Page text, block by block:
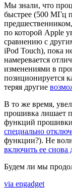
Мы знали, что
быстрее (500 МГц
по которой Apple
сравнению с
iPod Touch), пока
намеревается
изменениями в
позиционируется
теряя другие
В то же время,
прошивка лишает
функций прошивки
специально
функции?). Не
включить ее снова
Будем ли мы
via engadget